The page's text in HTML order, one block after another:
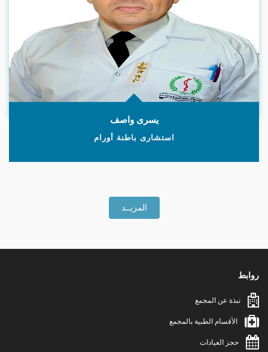
يسرى واصف
استشارى باطنة أورام
روابط
نبذة عن المجمع
الأقسام الطبية بالمجمع
حجز العيادات